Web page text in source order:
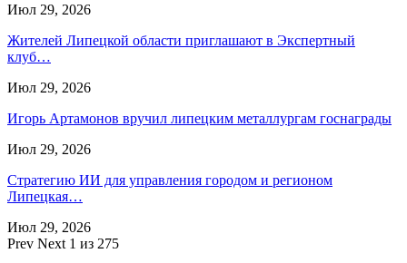
Июл 29, 2026
Жителей Липецкой области приглашают в Экспертный
клуб…
Июл 29, 2026
Игорь Артамонов вручил липецким металлургам госнаграды
Июл 29, 2026
Стратегию ИИ для управления городом и регионом
Липецкая…
Июл 29, 2026
Prev Next 1 из 275